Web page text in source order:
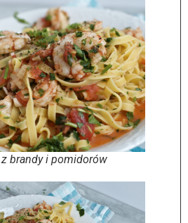
brandy i pomidorów